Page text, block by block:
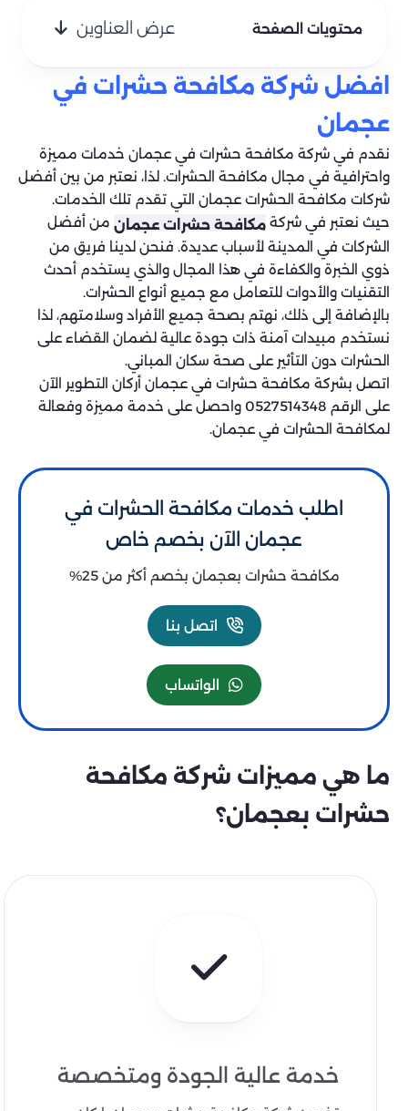
محتويات الصفحة عرض العناوين
افضل شركة مكافحة حشرات في
عجمان
نقدم في شركة مكافحة حشرات في عجمان خدمات مميزة
واحترافية في مجال مكافحة الحشرات. لذا، نعتبر من بين أفضل
شركات مكافحة الحشرات عجمان التي تقدم تلك الخدمات.
حيث نعتبر في شركة مكافحة حشرات عجمان من أفضل
الشركات في المدينة لأسباب عديدة. فنحن لدينا فريق من
ذوي الخبرة والكفاءة في هذا المجال والذي يستخدم أحدث
التقنيات والأدوات للتعامل مع جميع أنواع الحشرات.
بالإضافة إلى ذلك، نهتم بصحة جميع الأفراد وسلامتهم، لذا
نستخدم مبيدات آمنة ذات جودة عالية لضمان القضاء على
الحشرات دون التأثير على صحة سكان المباني.
اتصل بشركة مكافحة حشرات في عجمان أركان التطوير الآن
على الرقم 0527514348 واحصل على خدمة مميزة وفعالة
لمكافحة الحشرات في عجمان.
اطلب خدمات مكافحة الحشرات في
عجمان الآن بخصم خاص
مكافحة حشرات بعجمان بخصم أكثر من 25%
اتصل بنا
الواتساب
ما هي مميزات شركة مكافحة
حشرات بعجمان؟
خدمة عالية الجودة ومتخصصة